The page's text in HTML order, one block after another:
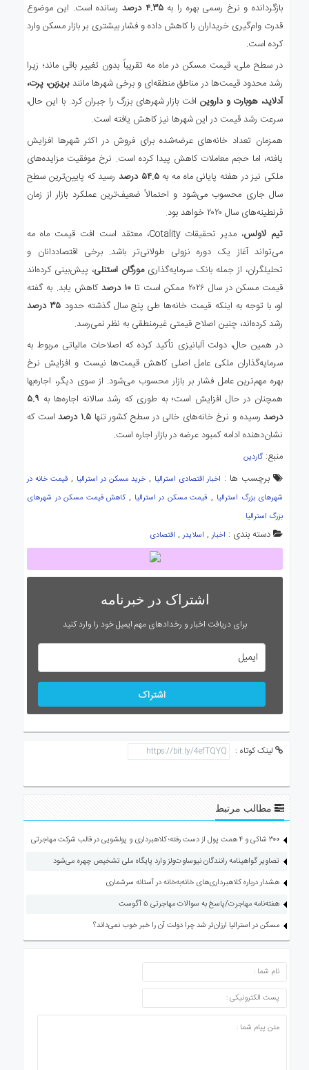
بازگردانده و نرخ رسمی بهره را به۴.۳۵ درصد
رسانده است. این موضوع
قدرت وام‌گیری خریداران را کاهش داده و فشار بیشتری بر بازار مسکن وارد
کرده است.
در سطح ملی، قیمت مسکن در ماه مه تقریباً بدون تغییر باقی ماند؛ زیرا
رشد محدود قیمت‌ها در مناطق منطقه‌ای و برخی شهرها مانندبریزبن، پرت،
آدلاید، هوبارت و داروین افت بازار شهرهای بزرگ را جبران کرد. با این حال،
سرعت رشد قیمت در این شهرها نیز کاهش یافته است.
همزمان تعداد خانه‌های عرضه‌شده برای فروش در اکثر شهرها افزایش
یافته، اما حجم معاملات کاهش پیدا کرده است. نرخ موفقیت مزایده‌های
ملکی نیز در هفته پایانی ماه مه به۵۴.۵ درصد
رسید که پایین‌ترین سطح
سال جاری محسوب می‌شود و احتمالاً ضعیف‌ترین عملکرد بازار از زمان
قرنطینه‌های سال ۲۰۲۰ خواهد بود.
تیم لاولس
، مدیر تحقیقات Cotality، معتقد است افت قیمت ماه مه
می‌تواند آغاز یک دوره نزولی طولانی‌تر باشد. برخی اقتصاددانان و
تحلیلگران، از جمله بانک سرمایه‌گذاریمورگان استنلی، پیش‌بینی کرده‌اند
قیمت مسکن در سال ۲۰۲۶ ممکن است تا
۱۰ درصد
کاهش یابد. به گفته
او، با توجه به اینکه قیمت خانه‌ها طی پنج سال گذشته حدود ۳۵ درصد
رشد کرده‌اند، چنین اصلاح قیمتی غیرمنطقی به نظر نمی‌رسد.
در همین حال، دولت آلبانیزی تأکید کرده که اصلاحات مالیاتی مربوط به
سرمایه‌گذاران ملکی عامل اصلی کاهش قیمت‌ها نیست و افزایش نرخ
بهره مهم‌ترین عامل فشار بر بازار محسوب می‌شود. از سوی دیگر، اجاره‌بها
همچنان در حال افزایش است؛ به طوری که رشد سالانه اجاره‌ها به ۵.۹
درصدرسیده و نرخ خانه‌های خالی در سطح کشور تنها ۱.۵ درصد
است که
نشان‌دهنده ادامه کمبود عرضه در بازار اجاره است.
منبع: گاردین
برچسب ها : اخبار اقتصادی استرالیا , خرید مسکن در استرالیا , قیمت خانه در
شهرهای بزرگ استرالیا , قیمت مسکن در استرالیا ,کاهش قیمت مسکن در شهرهای
بزرگ استرالیا
دسته بندی : اخبار, اسلایدر, اقتصادی
اشتراک در خبرنامه
برای دریافت اخبار و رخدادهای مهم ایمیل خود را وارد کنید
اشتراک
لینک کوتاه :
مطالب مرتبط
۳۰۰ شاکی و ۴ همت پول از دست رفته؛ کلاهبرداری و پولشویی در قالب شرکت مهاجرتی
تصاویر گواهینامه رانندگان نیوساوت‌ولز وارد پایگاه ملی تشخیص چهره می‌شود
هشدار درباره کلاهبرداری‌های خانه‌به‌خانه در آستانه سرشماری
هفته‌نامه مهاجرت/پاسخ به سوالات مهاجرتی ۵ آگوست
مسکن در استرالیا ارزان‌تر شد چرا دولت آن را خبر خوب نمی‌داند؟
ارسال دیدگاه